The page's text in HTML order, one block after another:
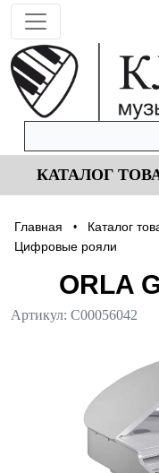
КАТАЛОГ
Главная • Каталог
Цифровые рояли
ORLA
Артикул: С00056042